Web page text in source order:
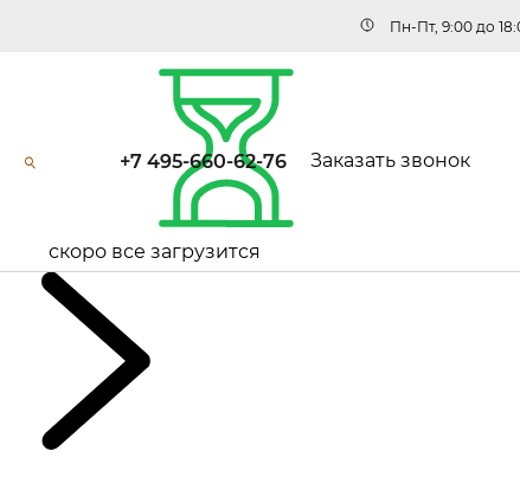
Пн-Пт, 9:00 до
скоро все загрузится
+7 495-660-62-76 Заказать звонок